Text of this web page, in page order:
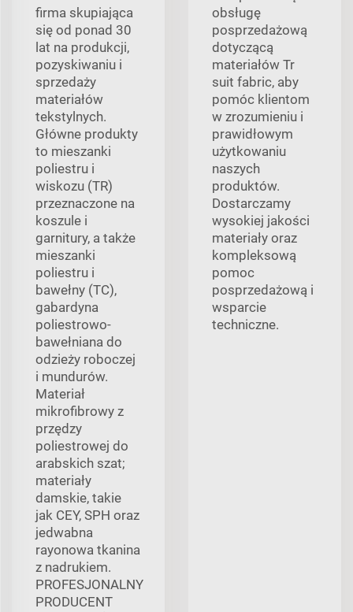
firma skupiająca
się od ponad 30
lat na produkcji,
pozyskiwaniu i
sprzedaży
materiałów
tekstylnych.
Główne produkty
to mieszanki
poliestru i
wiskozu (TR)
przeznaczone na
koszule i
garnitury, a także
mieszanki
poliestru i
bawełny (TC),
gabardyna
poliestrowo-
bawełniana do
odzieży roboczej
i mundurów.
Materiał
mikrofibrowy z
przędzy
poliestrowej do
arabskich szat;
materiały
damskie, takie
jak CEY, SPH oraz
jedwabna
rayonowa tkanina
z nadrukiem.
PROFESJONALNY
PRODUCENT
obsługę
posprzedażową
dotyczącą
materiałów Tr
suit fabric, aby
pomóc klientom
w zrozumieniu i
prawidłowym
użytkowaniu
naszych
produktów.
Dostarczamy
wysokiej jakości
materiały oraz
kompleksową
pomoc
posprzedażową i
wsparcie
techniczne.